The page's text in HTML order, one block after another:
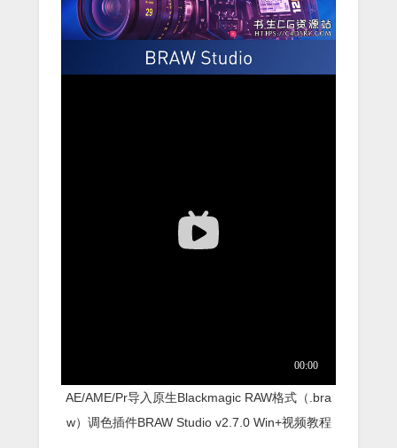
AE/AME/Pr导入原生Blackmagic RAW格式（.bra
w）调色插件BRAW Studio v2.7.0 Win+视频教程